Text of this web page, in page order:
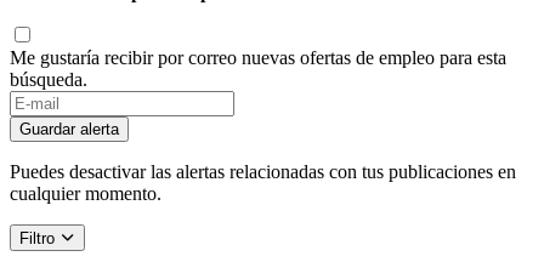
Me gustaría recibir por correo nuevas ofertas de empleo para esta
búsqueda.
Guardar alerta
Puedes desactivar las alertas relacionadas con tus publicaciones en
cualquier momento.
Filtro